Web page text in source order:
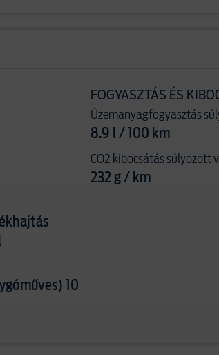
10
FOGYASZTÁS ÉS
Üzemanyagfogyasztás
8.9 l / 100 km
CO2 kibocsátás súlyozott
232 g / km